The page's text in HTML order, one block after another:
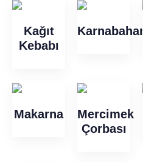
Kağıt
Kebabı
Karnabahar
Makarna
Mercimek
Çorbası